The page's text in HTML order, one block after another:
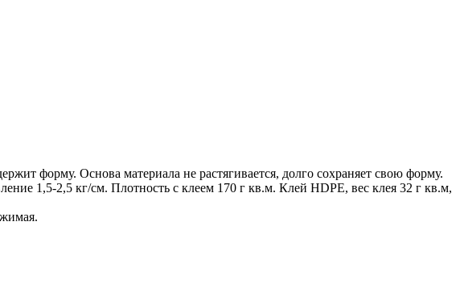
форму. Основа материала не растягивается, долго сохраняет свою форму.
1,5-2,5 кг/см. Плотность с клеем 170 г кв.м. Клей HDPE, вес клея 32 г кв.м,